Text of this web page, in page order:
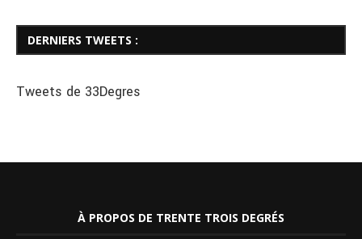
DERNIERS TWEETS :
Tweets de 33Degres
À PROPOS DE TRENTE TROIS DEGRÉS